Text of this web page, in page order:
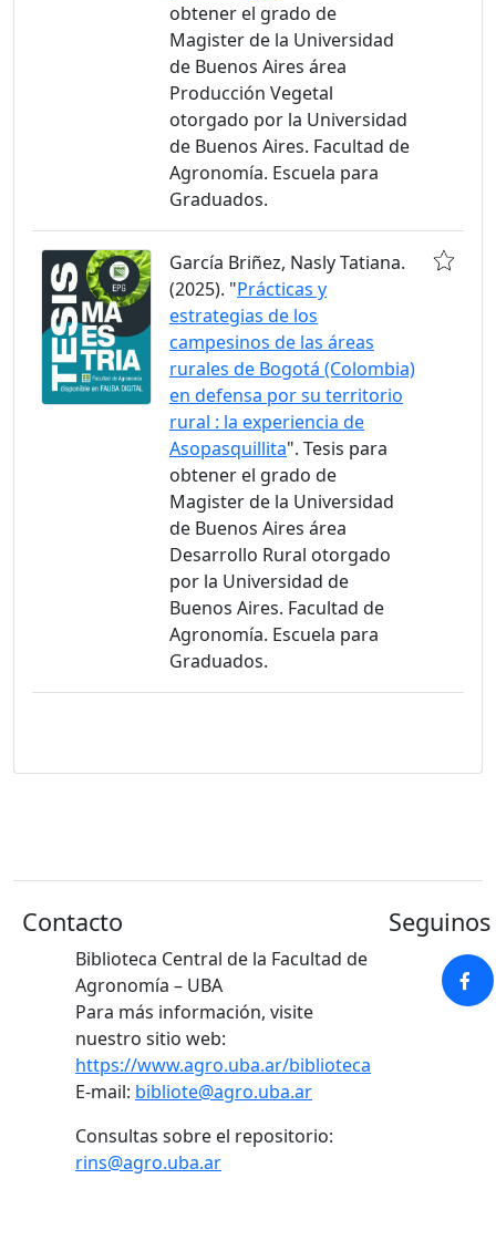
obtener el grado de
Magister de la Universidad
de Buenos Aires área
Producción Vegetal
otorgado por la Universidad
de Buenos Aires. Facultad de
Agronomía. Escuela para
Graduados.
García Briñez, Nasly Tatiana.
(2025). "Prácticas y
estrategias de los
campesinos de las áreas
rurales de Bogotá (Colombia)
en defensa por su territorio
rural : la experiencia de
Asopasquillita". Tesis para
obtener el grado de
Magister de la Universidad
de Buenos Aires área
Desarrollo Rural otorgado
por la Universidad de
Buenos Aires. Facultad de
Agronomía. Escuela para
Graduados.
Contacto
Biblioteca Central de la Facultad de
Agronomía – UBA
Para más información, visite
nuestro sitio web:
https://www.agro.uba.ar/biblioteca
E-mail: bibliote@agro.uba.ar
Consultas sobre el repositorio:
rins@agro.uba.ar